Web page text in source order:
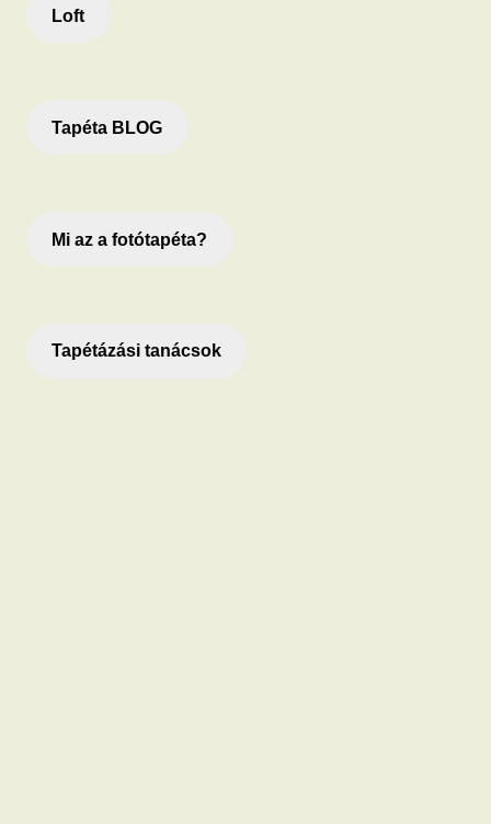
Loft
Tapéta BLOG
Mi az a fotótapéta?
Tapétázási tanácsok